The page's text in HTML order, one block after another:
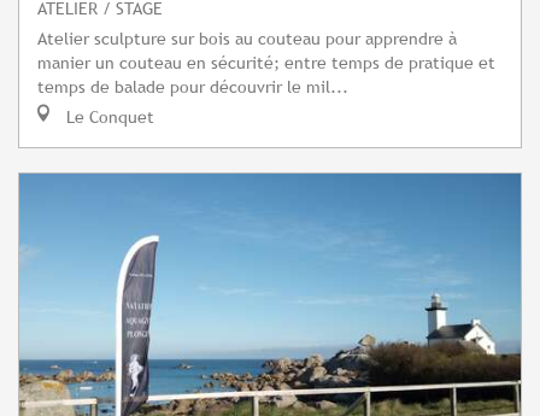
ATELIER / STAGE
Atelier sculpture sur bois au couteau pour apprendre à
manier un couteau en sécurité; entre temps de pratique et
temps de balade pour découvrir le mil...
Le Conquet